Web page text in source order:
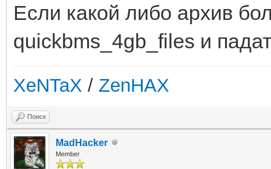
Если какой либо архив
quickbms_4gb_files и
XeNTaX / ZenHAX
Поиск
MadHacker
Member